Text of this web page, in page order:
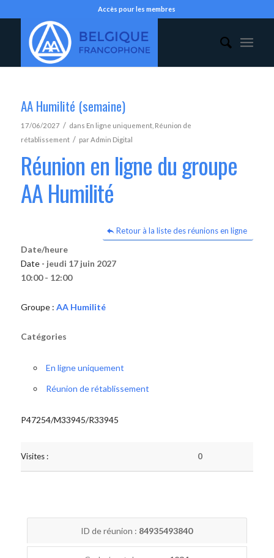
Accès pour les membres
AA Humilité (semaine)
17/06/2027 / dans En ligne uniquement, Réunion de
rétablissement / parAdmin Digital
Réunion en ligne du groupe
AA Humilité
Retour à la liste des réunions en ligne
Date/heure
Date - jeudi 17 juin 2027
10:00 - 12:00
Groupe : AA Humilité
Catégories
En ligne uniquement
Réunion de rétablissement
P47254/M33945/R33945
Visites : 0
ID de réunion : 84935493840